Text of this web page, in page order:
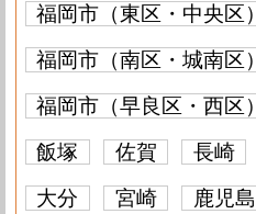
福岡市（東区・中央区）
福岡市（南区・城南区）
福岡市（早良区・西区）
飯塚
佐賀 長崎
大分
宮崎 鹿児島